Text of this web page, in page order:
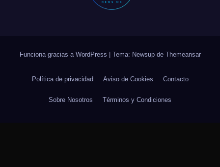
Funciona gracias a WordPress Tema: Newsup de Themeansar
Política de privacidad Aviso de Cookies Contacto
Sobre Nosotros Términos y Condiciones